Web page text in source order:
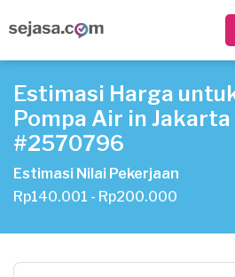
Estimasi Harga
Pompa Air in
#2570796
Estimasi Nilai Pekerjaan
Rp140.001 - Rp200.000